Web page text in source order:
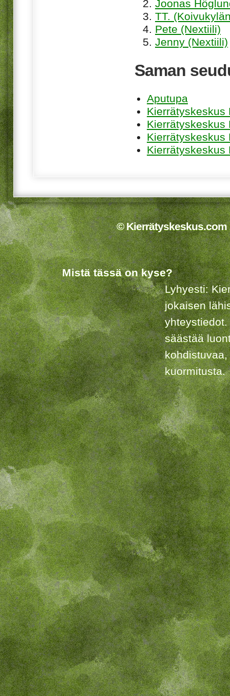
Joonas
TT.
Pete (Nextiili)
Jenny (Nextiili)
Saman
Aputupa
Kierrätyskeskus
Kierrätyskeskus
Kierrätyskeskus
Kierrätyskeskus
© Kierrätyskeskus.com
Mistä tässä on kyse?
Lyhyesti:
jokaisen
säästää
kuormitusta.